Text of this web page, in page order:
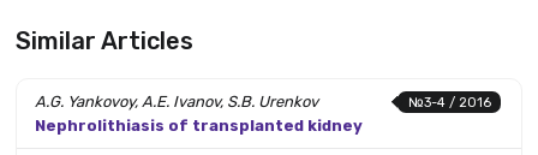
Similar Articles
№3-4 / 2016
A.G. Yankovoy, A.E. Ivanov, S.B. Urenkov
Nephrolithiasis of transplanted kidney